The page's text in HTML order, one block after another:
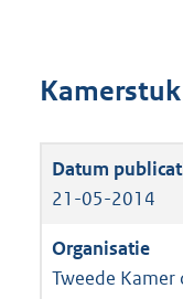
Kamerstuk
21-05-2014
Tweede Kamer